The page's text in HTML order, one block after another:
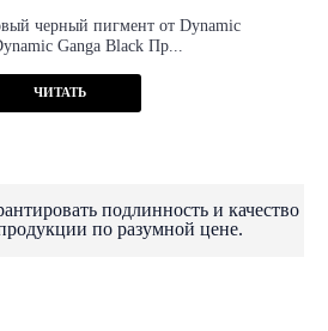
черный пигмент от Dynamic
Ganga Black Пр...
ЧИТАТЬ
подлинность и качество
по разумной цене.